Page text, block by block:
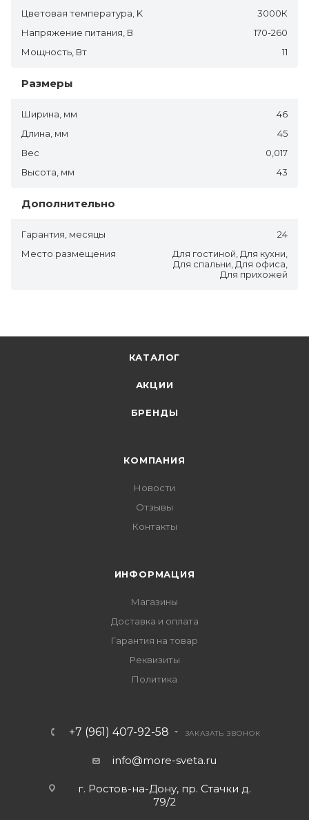
Цветовая температура, K
3000К
Напряжение питания, В
170-260
Мощность, Вт
11
Размеры
Ширина, мм
46
Длина, мм
45
Вес
0,017
Высота, мм
43
Дополнительно
Гарантия, месяцы
24
Место размещения
Для гостиной, Для кухни,
Для спальни, Для офиса,
Для прихожей
КАТАЛОГ
АКЦИИ
БРЕНДЫ
КОМПАНИЯ
Новости
Отзывы
Контакты
ИНФОРМАЦИЯ
Магазины
Доставка и оплата
Гарантия на товар
Реквизиты
Политика
+7 (961) 407-92-58 ЗАКАЗАТЬ ЗВОНОК
info@more-sveta.ru
г. Ростов-на-Дону, пр. Стачки д.
79/2